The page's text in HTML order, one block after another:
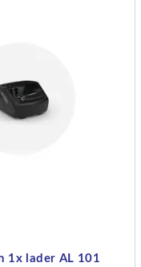
1x lader AL 101